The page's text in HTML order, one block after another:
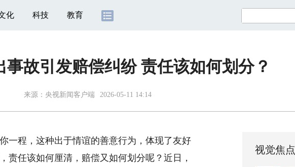
化 科技 教育
事故引发赔偿纠纷 责任该如何划分？
来源： 央视新闻客户端 2026-05-11 14:14
程，这种出于情谊的善意行为，体现了友好
责任该如何厘清，赔偿又如何划分呢？近日，
视觉焦点